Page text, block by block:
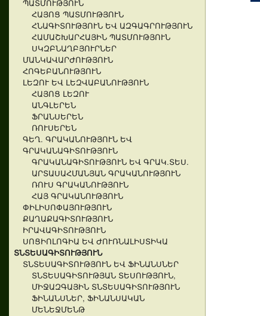
ՊԱՏՄՈՒԹՅՈՒՆ
ՀԱՅՈՑ ՊԱՏՄՈՒԹՅՈՒՆ
ՀՆԱԳԻՏՈՒԹՅՈՒՆ ԵՎ ԱԶԳԱԳՐՈՒԹՅՈՒՆ
ՀԱՄԱՇԽԱՐՀԱՅԻՆ ՊԱՏՄՈՒԹՅՈՒՆ
ՍԿԶԲՆԱՂԲՅՈՒՐՆԵՐ
ՄԱՆԿԱՎԱՐԺՈՒԹՅՈՒՆ
ՀՈԳԵԲԱՆՈՒԹՅՈՒՆ
ԼԵԶՈՒ ԵՎ ԼԵԶՎԱԲԱՆՈՒԹՅՈՒՆ
ՀԱՅՈՑ ԼԵԶՈՒ
ԱՆԳԼԵՐԵՆ
ՖՐԱՆՍԵՐԵՆ
ՌՈՒՍԵՐԵՆ
ԳԵՂ. ԳՐԱԿԱՆՈՒԹՅՈՒՆ ԵՎ
ԳՐԱԿԱՆԱԳԻՏՈՒԹՅՈՒՆ
ԳՐԱԿԱՆԱԳԻՏՈՒԹՅՈՒՆ ԵՎ ԳՐԱԿ.ՏԵՍ.
ԱՐՏԱՍԱՀՄԱՆՅԱՆ ԳՐԱԿԱՆՈՒԹՅՈՒՆ
ՌՈՒՍ ԳՐԱԿԱՆՈՒԹՅՈՒՆ
ՀԱՅ ԳՐԱԿԱՆՈՒԹՅՈՒՆ
ՓԻԼԻՍՈՓԱՅՈՒԹՅՈՒՆ
ՔԱՂԱՔԱԳԻՏՈՒԹՅՈՒՆ
ԻՐԱՎԱԳԻՏՈՒԹՅՈՒՆ
ՍՈՑԻՈԼՈԳԻԱ ԵՎ ԺՈՒՌՆԱԼԻՍՏԻԿԱ
ՏՆՏԵՍԱԳԻՏՈՒԹՅՈՒՆ
ՏՆՏԵՍԱԳԻՏՈՒԹՅՈՒՆ ԵՎ ՖԻՆԱՆՍՆԵՐ
ՏՆՏԵՍԱԳԻՏՈՒԹՅԱՆ ՏԵՍՈՒԹՅՈՒՆ,
ՄԻՋԱԶԳԱՅԻՆ ՏՆՏԵՍԱԳԻՏՈՒԹՅՈՒՆ
ՖԻՆԱՆՍՆԵՐ, ՖԻՆԱՆՍԱԿԱՆ
ՄԵՆԵՋՄԵՆԹ